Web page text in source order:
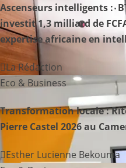
t
i
o
n
d
e
l
Ascenseurs intelligents :
investit 1,3 milliard de
expertise africaine en
La Rédaction
Eco & Business
Transformation locale :
Pierre Castel 2026 au
Esther Lucienne Bekouma